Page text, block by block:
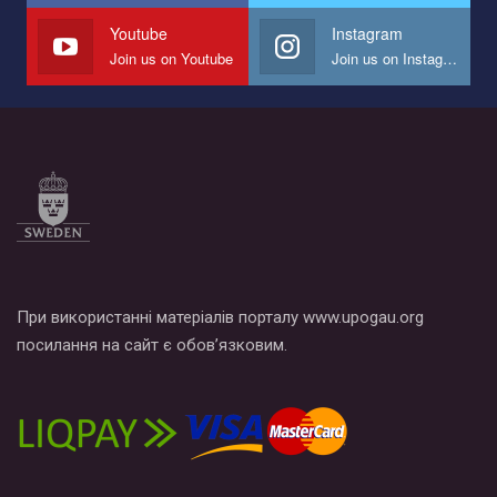
Youtube
Join us on Youtube
Instagram
Join us on Instagram
При використанні матеріалів порталу www.upogau.org
посилання на сайт є обов’язковим.